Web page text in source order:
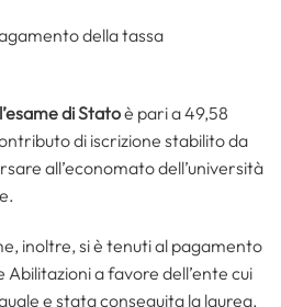
della tassa
di Statoè pari a 49,58
di iscrizione stabilito da
all’economato dell’università
inoltre, si è tenuti al pagamento
Abilitazioni a favore dell’ente cui
e stata conseguita la laurea.